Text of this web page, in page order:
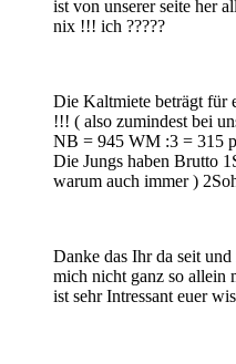
ist von unserer seite her
nix !!! ich ?????
Die Kaltmiete beträgt für
!!! ( also zumindest bei
NB = 945 WM :3 = 315
Die Jungs haben Brutto
warum auch immer )
Danke das Ihr da seit
mich nicht ganz so allein
ist sehr Intressant euer